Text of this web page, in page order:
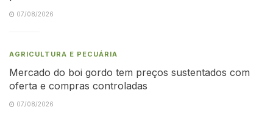
07/08/2026
AGRICULTURA E PECUÁRIA
Mercado do boi gordo tem preços sustentados com
oferta e compras controladas
07/08/2026